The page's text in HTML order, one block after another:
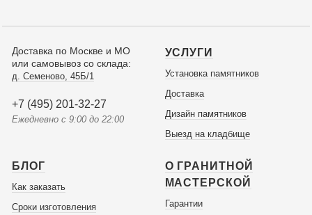
Доставка по Москве и МО
или самовывоз со склада:
д. Семеново, 45Б/1
+7 (495) 201-32-27
Ежедневно с 9:00 до 22:00
УСЛУГИ
Установка памятников
Доставка
Дизайн памятников
Выезд на кладбище
БЛОГ
Как заказать
Сроки изготовления
О ГРАНИТНОЙ
МАСТЕРСКОЙ
Гарантии